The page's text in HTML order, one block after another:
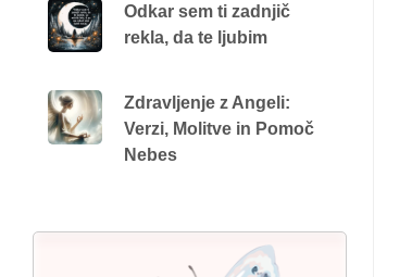
Odkar sem ti zadnjič
rekla, da te ljubim
Zdravljenje z Angeli:
Verzi, Molitve in Pomoč
Nebes